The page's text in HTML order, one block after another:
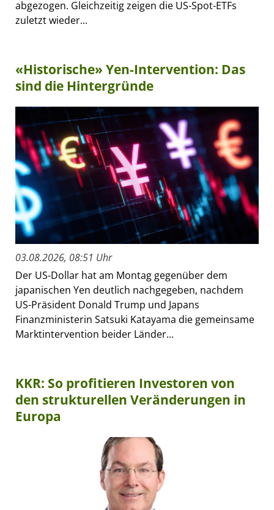
abgezogen. Gleichzeitig zeigen die US-Spot-ETFs
zuletzt wieder...
«Historische» Yen-Intervention: Das
sind die Hintergründe
03.08.2026, 08:51 Uhr
Der US-Dollar hat am Montag gegenüber dem
japanischen Yen deutlich nachgegeben, nachdem
US-Präsident Donald Trump und Japans
Finanzministerin Satsuki Katayama die gemeinsame
Marktintervention beider Länder...
KKR: So profitieren Investoren von
den strukturellen Veränderungen in
Europa